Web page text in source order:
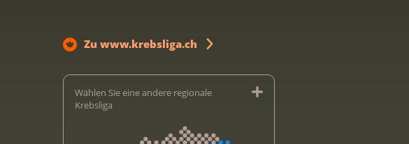
Zu www.krebsliga.ch
Wählen Sie eine andere regionale
Krebsliga